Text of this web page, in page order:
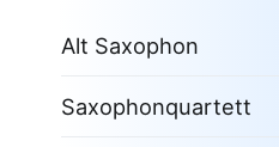
Alt Saxophon
Saxophonquartett